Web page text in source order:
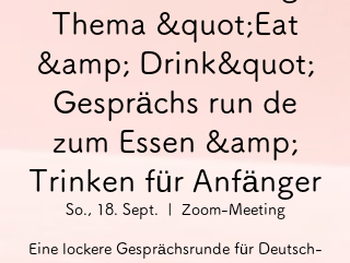
Thema &quot;Eat
&amp; Drink&quot;
Gesprächs run de
zum Essen &amp;
Trinken für Anfänger
So., 18. Sept. Zoom-Meeting
Eine lockere Gesprächsrunde für Deutsch-